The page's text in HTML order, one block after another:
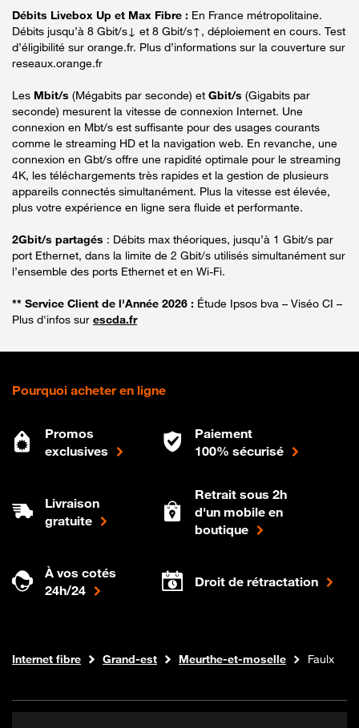
Débits Livebox Up et Max Fibre : En France métropolitaine.
Débits jusqu’à 8 Gbit/s↓ et 8 Gbit/s↑, déploiement en cours. Test
d’éligibilité sur orange.fr. Plus d’informations sur la couverture sur
reseaux.orange.fr
Les Mbit/s (Mégabits par seconde) et Gbit/s (Gigabits par
seconde) mesurent la vitesse de connexion Internet. Une
connexion en Mbt/s est suffisante pour des usages courants
comme le streaming HD et la navigation web. En revanche, une
connexion en Gbt/s offre une rapidité optimale pour le streaming
4K, les téléchargements très rapides et la gestion de plusieurs
appareils connectés simultanément. Plus la vitesse est élevée,
plus votre expérience en ligne sera fluide et performante.
2Gbit/s partagés : Débits max théoriques, jusqu’à 1 Gbit/s par
port Ethernet, dans la limite de 2 Gbit/s utilisés simultanément sur
l’ensemble des ports Ethernet et en Wi-Fi.
** Service Client de l'Année 2026 : Étude Ipsos bva – Viséo CI –
Plus d'infos sur escda.fr
Pourquoi acheter en ligne
Promos
exclusives
Paiement
100% sécurisé
Livraison
gratuite
Retrait sous 2h
d'un mobile en
boutique
À vos cotés
24h/24
Droit de rétractation
Boutique Orange
Internet fibre Grand-est Meurthe-et-moselle Faulx